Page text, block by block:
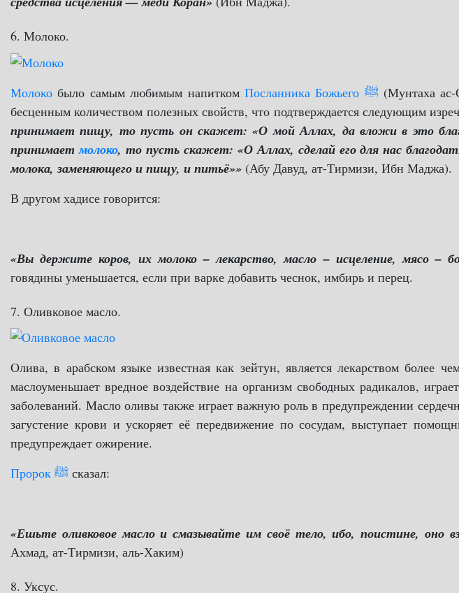
6. Молоко.
Молоко было самым любимым напитком Посланника Божьего ﷺ(Мунтаха ас-
бесценным количеством полезных свойств, что подтверждается следующим
принимает пищу, то пусть он скажет: «О мой Аллах, да вложи в это
принимаетмолоко, то пусть скажет: «О Аллах, сделай его для нас
молока, заменяющего и пищу, и питьё»» (Абу Давуд, ат-Тирмизи, Ибн Маджа).
В другом хадисе говорится:
«Вы держите коров, их молоко – лекарство, масло – исцеление, мясо –
говядины уменьшается, если при варке добавить чеснок, имбирь и перец.
7. Оливковое масло.
Олива, в арабском языке известная как зейтун, является лекарством более
маслоуменьшает вредное воздействие на организм свободных радикалов,
заболеваний. Масло оливы также играет важную роль в предупреждении
загустение крови и ускоряет её передвижение по сосудам, выступает
предупреждает ожирение.
Пророк ﷺ сказал:
«Ешьте оливковое масло и смазывайте им своё тело, ибо, поистине, оно
Ахмад, ат-Тирмизи, аль-Хаким)
8. Уксус.